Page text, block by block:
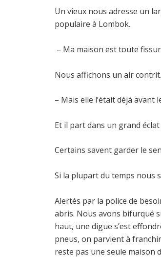
Un vieux nous adresse un
populaire à Lombok.
– Ma maison est toute
Nous affichons un air contrit.
– Mais elle l’était déjà avant
Et il part dans un grand
Certains savent garder le
Si la plupart du temps nous
Alertés par la police de
abris. Nous avons bifurqué
haut, une digue s’est
pneus, on parvient à
reste pas une seule maison